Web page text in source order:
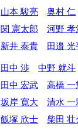
山本 駿亮
奥村 仁
関 憲太郎
河野 孝
新井 泰貴
田邉 光
田中 渉 中野 就斗
田中 宏武
高橋 一
坂岸 寛大
清水 一
飯塚 欣士
柴田 壮